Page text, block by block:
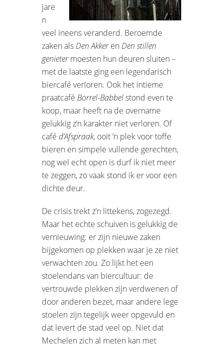
jare
n
veel ineens veranderd. Beroemde
zaken als Den Akkeren Den stillen
genietermoesten hun deuren sluiten –
met de laatste ging een legendarisch
biercafé verloren. Ook het intieme
praatcafé Borrel-Babbelstond even te
koop, maar heeft na de overname
gelukkig z’n karakter niet verloren. Of
café d’Afspraak, ooit ’n plek voor toffe
bieren en simpele vullende gerechten,
nog wel echt open is durf ik niet meer
te zeggen, zo vaak stond ik er voor een
dichte deur.
De crisis trekt z’n littekens, zogezegd.
Maar het echte schuiven is gelukkig de
vernieuwing: er zijn nieuwe zaken
bijgekomen op plekken waar je ze niet
verwachten zou. Zo lijkt het een
stoelendans van biercultuur: de
vertrouwde plekken zijn verdwenen of
door anderen bezet, maar andere lege
stoelen zijn tegelijk weer opgevuld en
dat levert de stad veel op. Niet dat
Mechelen zich al meten kan met